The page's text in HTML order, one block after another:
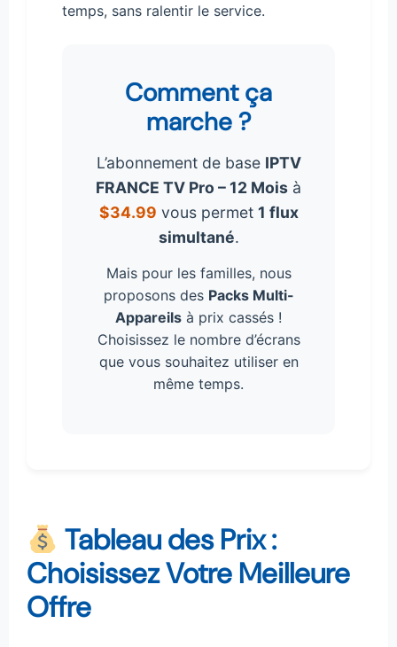
temps, sans ralentir le service.
Comment ça
marche ?
L’abonnement de base IPTV
FRANCE TV Pro – 12 Mois à
$34.99 vous permet 1 flux
simultané.
Mais pour les familles, nous
proposons des Packs Multi-
Appareils à prix cassés !
Choisissez le nombre d’écrans
que vous souhaitez utiliser en
même temps.
Tableau des Prix :
Choisissez Votre Meilleure
Offre